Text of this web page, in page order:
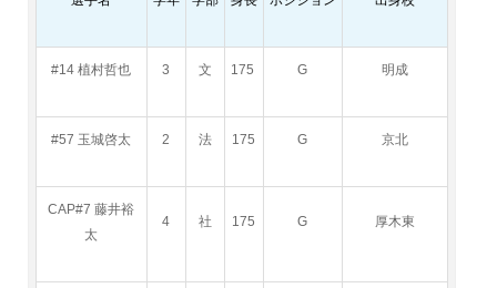
#14 植村哲也 3 文 175 G 明成
#57 玉城啓太 2 法 175 G 京北
CAP#7 藤井裕
太
4 社 175 G 厚木東